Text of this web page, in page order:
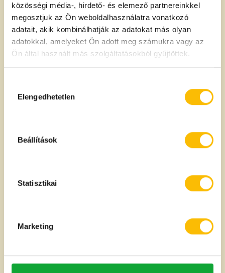
közösségi média-, hirdető- és elemező partnereinkkel
megosztjuk az Ön weboldalhasználatra vonatkozó
adatait, akik kombinálhatják az adatokat más olyan
adatokkal, amelyeket Ön adott meg számukra vagy az
Ön által használt más szolgáltatásokból gyűjtöttek.
kiválasztása
Elengedhetetlen
Beállítások
Statisztikai
Marketing
a zabkását szokás tejben vagy vízben. Tehetünk
még hozzá gyümölcsöket, joghurtot vagy mézet, de
akár ezek kombinációját is.
rizshez hasonlóan desszertek elkészítéséhez is
használhatjuk.
Fehér quinoa, vörös quinoa, fekete quinoa.
100g termékben
Energia: 374 kcal